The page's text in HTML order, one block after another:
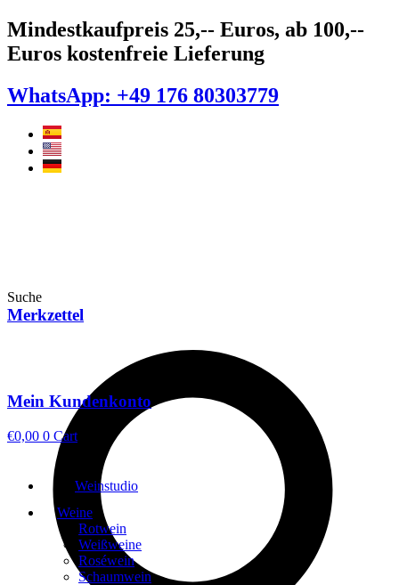
Zum
Inhalt
springen
Mindestkaufpreis 25,-- Euros, ab 100,--
Euros kostenfreie Lieferung
WhatsApp: +49 176 80303779
Suche
Merkzettel
Mein Kundenkonto
€0,00 0 Cart
Weinstudio
Weine
Rotwein
Weißweine
Roséwein
Schaumwein